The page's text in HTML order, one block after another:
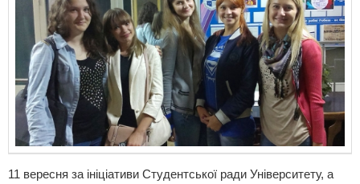
11 вересня за ініціативи Студентської ради Університету, а